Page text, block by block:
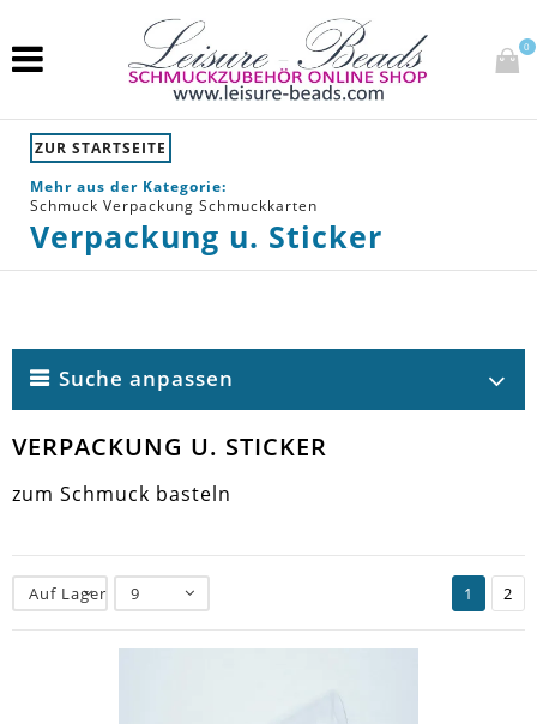
0
ZUR STARTSEITE
Mehr aus der Kategorie:
Schmuck Verpackung Schmuckkarten
Verpackung u. Sticker
Suche anpassen
VERPACKUNG U. STICKER
zum Schmuck basteln
Auf Lager 9 1 2